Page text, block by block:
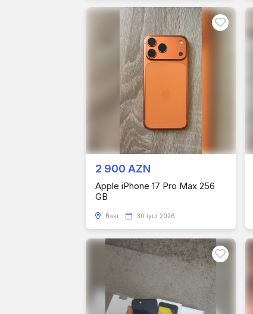
2 900 AZN
Apple iPhone 17 Pro Max 256
GB
Bakı 30 iyul 2026